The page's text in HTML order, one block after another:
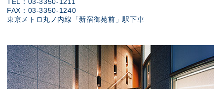
FAX：03-3350-1240
東京メトロ丸ノ内線「新宿御苑前」駅下車